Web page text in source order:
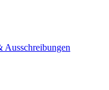
Ausschreibungen